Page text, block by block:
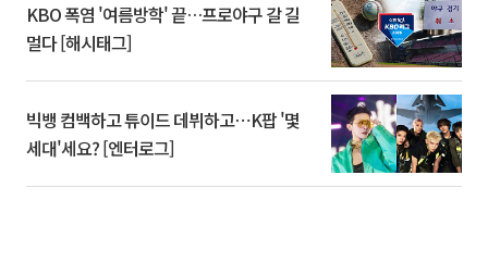
KBO 폭염 '여름방학' 끝…프로야구 갈 길
멀다 [해시태그]
빅뱅 컴백하고 튜이드 데뷔하고⋯K팝 '몇
세대'세요? [엔터로그]